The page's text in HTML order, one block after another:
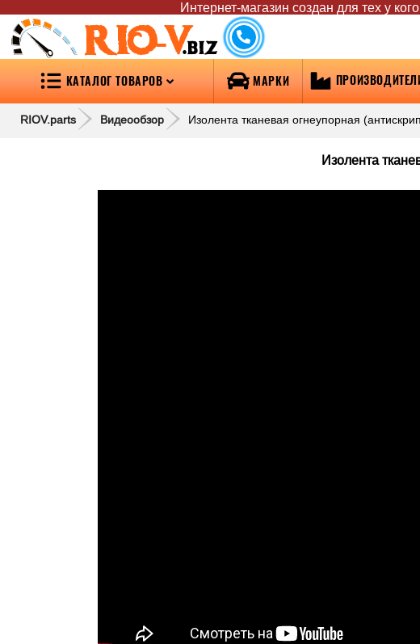
Интернет-магазин создан для тех у
RIO-V.biz
КАТАЛОГ ТОВАРОВ МАРКИ
RIOV.parts Видеообзор Изолента тканевая огнеупорная
Изолента